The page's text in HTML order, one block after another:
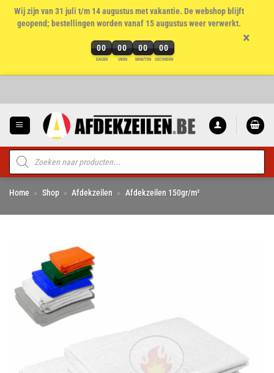
Wij zijn van 31 juli t/m 14 augustus met vakantie. De webshop blijft
geopend; bestellingen worden vanaf 15 augustus weer verwerkt.
00
DAGEN
00
UREN
00
MINUTEN
00
SECONDEN
×
Producten
zoeken
Home » Shop » Afdekzeilen » Afdekzeilen 150gr/m²